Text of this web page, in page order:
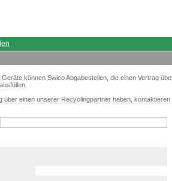
können Swico Abgabestellen, die einen Vertrag
über einen unserer Recyclingpartner haben, kontaktieren